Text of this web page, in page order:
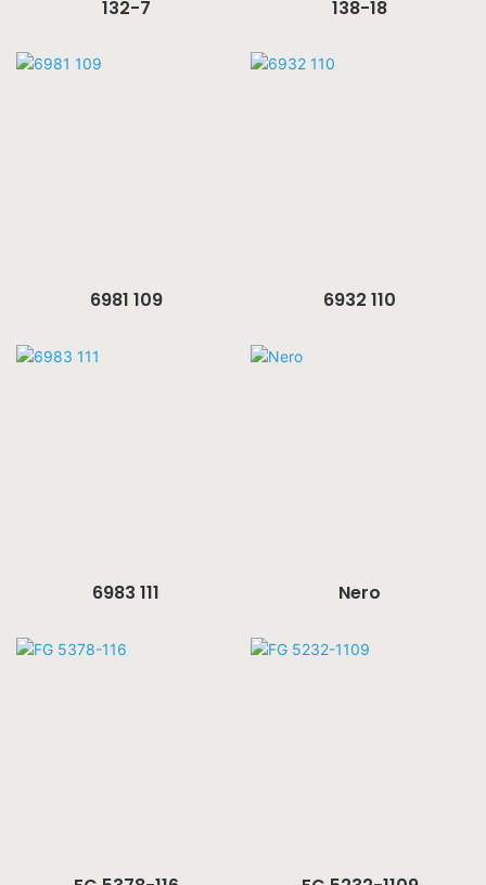
132-7 138-18
6981 109 6932 110
6983 111 Nero